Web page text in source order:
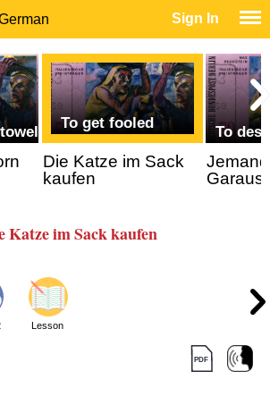
Sign In
To get fooled
Die Katze im Sack
kaufen
To
Garaus
Katze im Sack kaufen
Lesson